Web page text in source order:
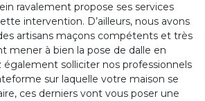
ravalement propose ses services
intervention. D’ailleurs, nous avons
artisans maçons compétents et très
mener à bien la pose de dalle en
également solliciter nos professionnels
sur laquelle votre maison se
ces derniers vont vous poser une